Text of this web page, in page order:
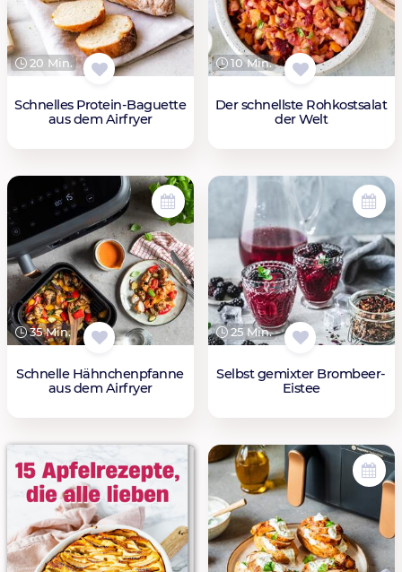
20 Min.
Schnelles Protein-Baguette
aus dem Airfryer
10 Min.
Der schnellste Rohkostsalat
der Welt
35 Min.
Schnelle Hähnchenpfanne
aus dem Airfryer
25 Min.
Selbst gemixter Brombeer-
Eistee